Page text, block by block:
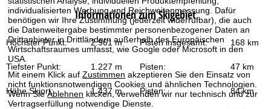
individualisierten Werbung und Reichweitenmessung. Dafür
benötigen wir Ihre Zustimmung (jederzeit widerrufbar), die auch
die Datenweitergabe bestimmter personenbezogener Daten an
Drittanbieter in Drittländern außerhalb des Europäischen
Wirtschaftsraumes umfasst, wie Google oder Microsoft in den
USA.
Mit einem Klick aufZustimmen akzeptieren Sie den Einsatz von
nicht funktionsnotwendigen Cookies und ähnlichen Technologien.
Wenn SieAblehnen klicken, verwenden wir nur technisch und zur
Vertragserfüllung notwendige Dienste.
r
t
s
e
i
Informationen zum Skigebiet
Höchster Punkt: 2.961 m Pisten insgesamt: 168 km
Tiefster Punkt: 1.227 m Pisten: 47 km
Höhe Skiort: 1.437 m Pisten: 84 km